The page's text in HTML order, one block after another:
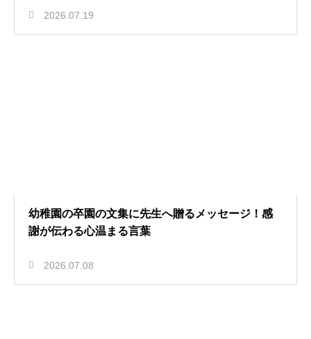
2026.07.19
幼稚園の卒園の文集に先生へ贈るメッセージ！感
謝が伝わる心温まる言葉
2026.07.08